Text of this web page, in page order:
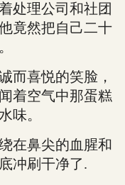
理公司和社团
竟然把自己二十
喜悦的笑脸，
着空气中那蛋糕
味。
鼻尖的血腥和
冲刷干净了.